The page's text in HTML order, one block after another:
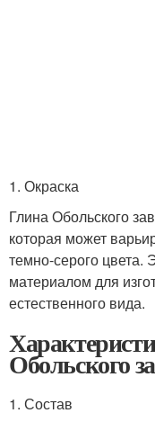
1. Окраска
Глина Обольского
которая может
темно-серого цвета.
материалом для
естественного вида.
Обольского
1. Состав